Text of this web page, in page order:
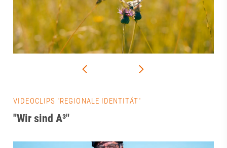
VIDEOCLIPS "REGIONALE IDENTITÄT"
"Wir sind A³"